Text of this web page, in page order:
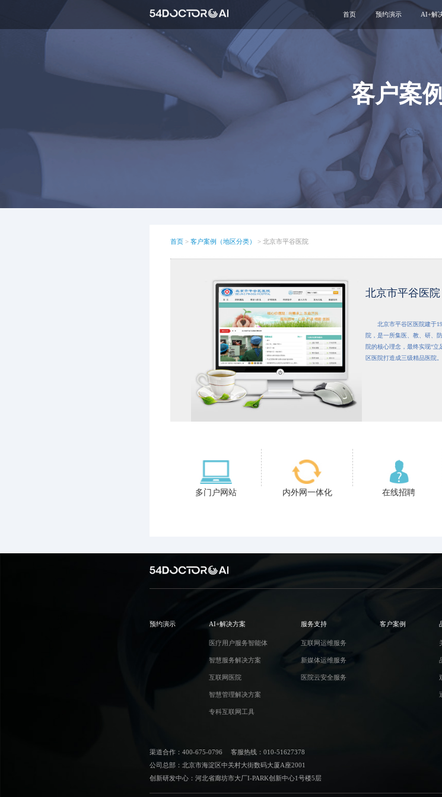
首页 预约演示 AI+解
医疗用户
智慧服务
互联
智慧管理
客户案例
首页 > 客户案例（地区分类） > 北京市平谷医院
北京市平谷医院
北京市平谷区医院建于
院，是一所集医、教、研、
院的核心理念，最终实现“
区医院打造成三级精品医院。
多门户网站 内外网一体化 在线招聘
预约演示 AI+解决方案
医疗用户服务智能体
智慧服务解决方案
互联网医院
智慧管理解决方案
专科互联网工具
服务支持
互联网运维服务
新媒体运维服务
医院云安全服务
客户案例
渠道合作：400-675-0796
客服热线：010-51627378
公司总部：北京市海淀区中关村大街数码大厦A座2001
创新研发中心：河北省廊坊市大厂I-PARK创新中心1号楼5层